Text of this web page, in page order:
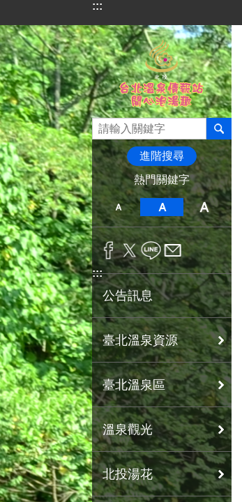
跳到主要內容區塊
:::
進階搜尋
熱門關鍵字
:::
公告訊息
臺北溫泉資源
臺北溫泉區
溫泉觀光
北投湯花